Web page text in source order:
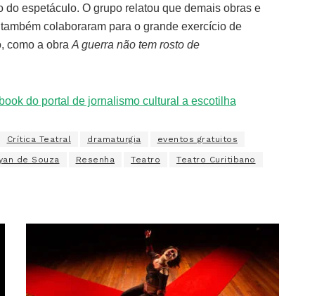
espetáculo. O grupo relatou que demais obras e
colaboraram para o grande exercício de
como a obra A guerra não tem rosto de
Crítica Teatral dramaturgia eventos gratuitos
de Souza Resenha Teatro Teatro Curitibano